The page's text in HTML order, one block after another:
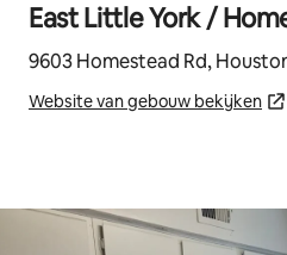
East Little York /
9603 Homestead Rd,
Website van gebouw bekijken